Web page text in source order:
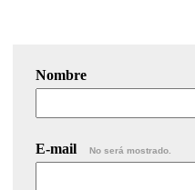
Nombre
E-mail No será mostrado.